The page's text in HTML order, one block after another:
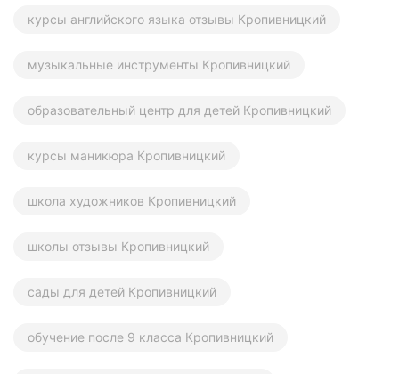
курсы английского языка отзывы Кропивницкий
музыкальные инструменты Кропивницкий
образовательный центр для детей Кропивницкий
курсы маникюра Кропивницкий
школа художников Кропивницкий
школы отзывы Кропивницкий
сады для детей Кропивницкий
обучение после 9 класса Кропивницкий